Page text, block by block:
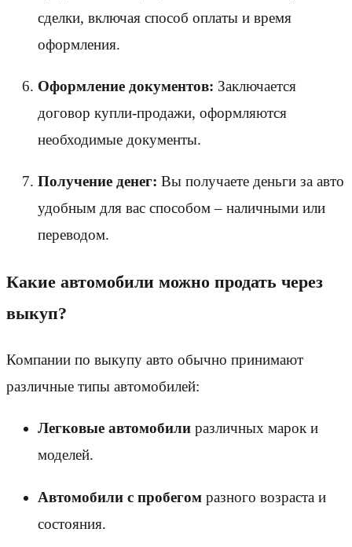
сделки, включая способ оплаты и время
оформления.
Оформление документов: Заключается
договор купли-продажи, оформляются
необходимые документы.
Получение денег: Вы получаете деньги за авто
удобным для вас способом – наличными или
переводом.
Какие автомобили можно продать через
выкуп?
Компании по выкупу авто обычно принимают
различные типы автомобилей:
Легковые автомобили различных марок и
моделей.
Автомобили с пробегом разного возраста и
состояния.